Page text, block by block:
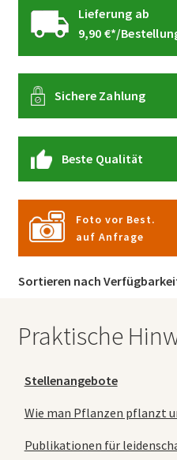
Lieferung ab
9,90 €*/
Sichere Zahlung
Beste Qualität
Foto vor Best.
auf Anfrage
Sortieren nach
Praktische
Stellenangebote
Wie man Pflanzen pflanzt
Publikationen für